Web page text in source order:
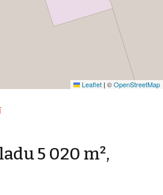
Leaflet | ©OpenStreetMap
5 020 m²,